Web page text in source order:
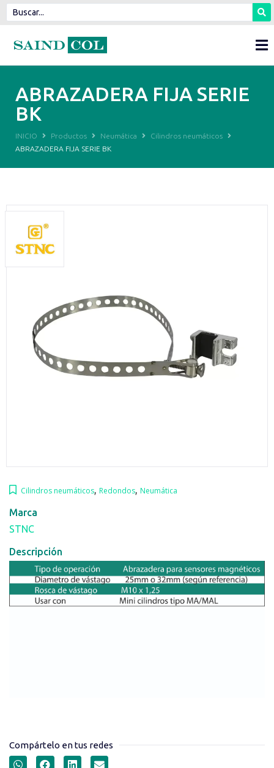
ABRAZADERA FIJA SERIE
BK
INICIO Productos Neumática
Cilindros neumáticos
ABRAZADERA FIJA SERIE BK
Cilindros neumáticos, Redondos, Neumática
Marca
STNC
Descripción
Compártelo en tus redes